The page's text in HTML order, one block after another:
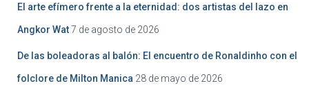
El arte efímero frente a la eternidad: dos artistas del lazo en
Angkor Wat7 de agosto de 2026
De las boleadoras al balón: El encuentro de Ronaldinho con el
folclore de Milton Manica 28 de mayo de 2026